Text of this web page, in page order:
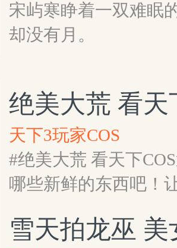
宋屿寒睁着一双难眠
却没有月。
绝美大荒 看天
天下3玩家COS
#绝美大荒 看天下
哪些新鲜的东西吧！
雪天拍龙巫